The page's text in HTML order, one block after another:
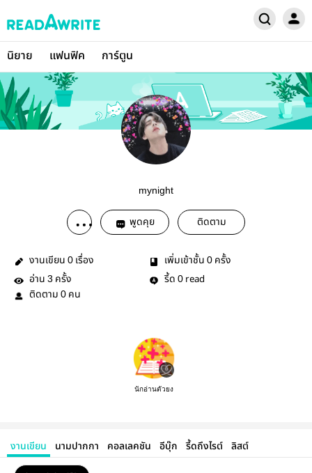
นิยาย แฟนฟิค การ์ตูน
mynight
พูดคุย ติดตาม
งานเขียน 0 เรื่อง เพิ่มเข้าชั้น 0 ครั้ง
อ่าน 3 ครั้ง รี้ด 0 read
ติดตาม 0 คน
นักอ่านตัวยง
งานเขียน นามปากกา คอลเลคชัน อีบุ๊ก รี้ดถึงไรต์ ลิสต์